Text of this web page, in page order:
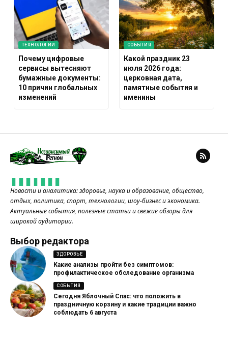
ТЕХНОЛОГИИ
Почему цифровые
сервисы вытесняют
бумажные документы:
10 причин глобальных
изменений
СОБЫТИЯ
Какой праздник 23
июля 2026 года:
церковная дата,
памятные события и
именины
Новости и аналитика: здоровье, наука и образование, общество,
отдых, политика, спорт, технологии, шоу-бизнес и экономика.
Актуальные события, полезные статьи и свежие обзоры для
широкой аудитории.
Выбор редактора
ЗДОРОВЬЕ
Какие анализы пройти без симптомов:
профилактическое обследование организма
СОБЫТИЯ
Сегодня Яблочный Спас: что положить в
праздничную корзину и какие традиции важно
соблюдать 6 августа